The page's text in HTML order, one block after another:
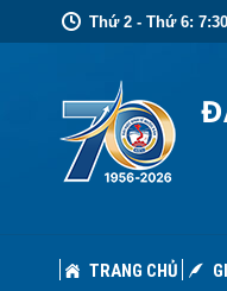
Thứ 2 - Thứ 6:
TRANG CHỦ